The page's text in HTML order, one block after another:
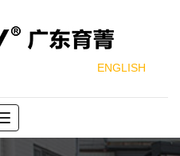
ENGLISH
Toggle
navigation